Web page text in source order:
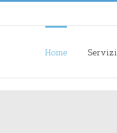
Home Servizi